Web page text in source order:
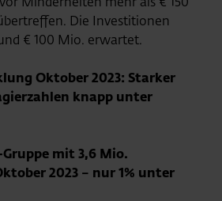
Die Investitionen
€ 100 Mio. erwartet.
Oktober 2023: Starker
knapp unter
mit 3,6 Mio.
2023 – nur 1% unter